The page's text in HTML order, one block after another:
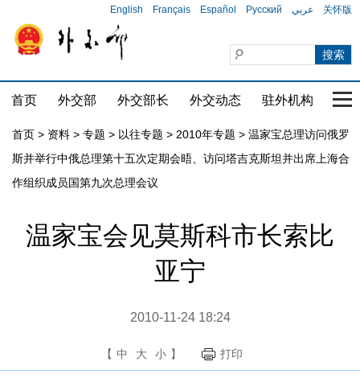
English Français Español Русский عربي 关怀版
首页 外交部 外交部长 外交动态 驻外机构 国
首页 > 资料 > 专题 > 以往专题 > 2010年专题 > 温家宝总理访问俄罗
斯并举行中俄总理第十五次定期会晤、访问塔吉克斯坦并出席上海合
作组织成员国第九次总理会议
温家宝会见莫斯科市长索比
亚宁
2010-11-24 18:24
【 中 大 小 】 打印